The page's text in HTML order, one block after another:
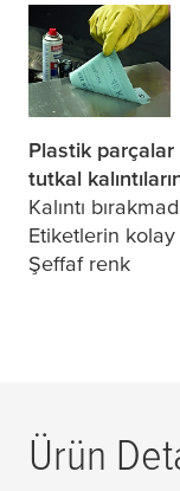
Plastik
tutkal
Kalıntı
Etiketlerin kolay
Şeffaf renk
Ürün